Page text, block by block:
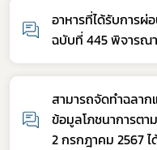
อาหารที่ได้รับการผ่
ฉบับที่ 445 พิจารณ
สามารถจัดทำฉลา
ข้อมูลโภชนาการต
2 กรกฎาคม 2567 ไ